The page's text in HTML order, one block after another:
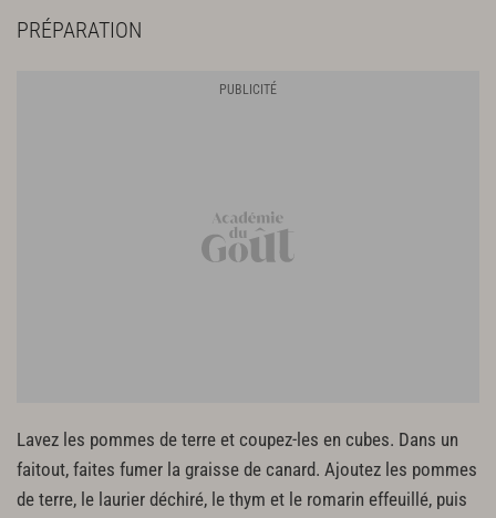
PRÉPARATION
Lavez les pommes de terre et coupez-les en cubes. Dans un
faitout, faites fumer la graisse de canard. Ajoutez les pommes
de terre, le laurier déchiré, le thym et le romarin effeuillé, puis